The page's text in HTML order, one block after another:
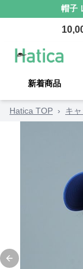
帽子
新着商品
Hatica TOP › キ
Previous slide